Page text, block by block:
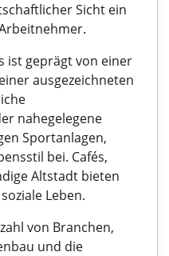
Sicht ein
ist geprägt von einer
ausgezeichneten
nahegelegene
Sportanlagen,
bei. Cafés,
Altstadt bieten
Leben.
von Branchen,
und die